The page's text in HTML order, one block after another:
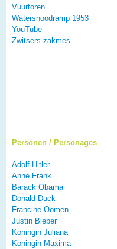
Vuurtoren
Watersnoodramp 1953
YouTube
Zwitsers zakmes
Personen / Personages
Adolf Hitler
Anne Frank
Barack Obama
Donald Duck
Francine Oomen
Justin Bieber
Koningin Juliana
Koningin Maxima